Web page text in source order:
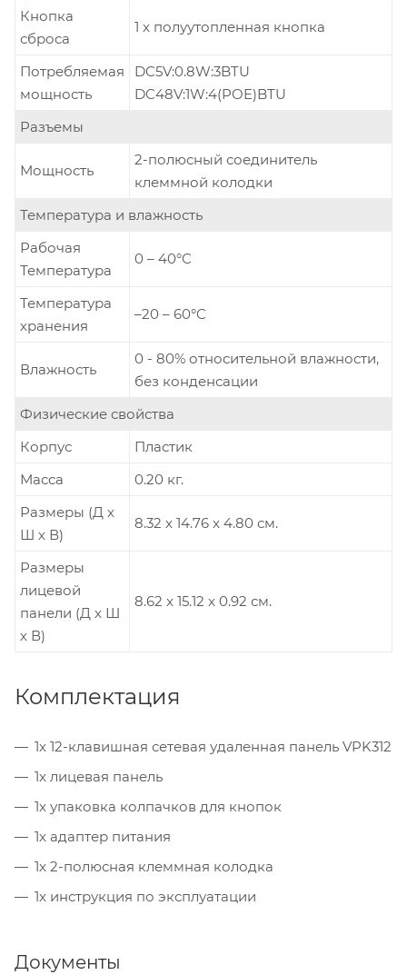
Кнопка
сброса
1 x полуутопленная кнопка
Потребляемая
мощность
DC5V:0.8W:3BTU
DC48V:1W:4(POE)BTU
Разъемы
Мощность
2-полюсный соединитель
клеммной колодки
Температура и влажность
Рабочая
Температура
0 – 40°C
Температура
хранения
–20 – 60°C
Влажность
0 - 80% относительной влажности,
без конденсации
Физические свойства
Корпус
Пластик
Масса
0.20 кг.
Размеры (Д х
Ш х В)
8.32 x 14.76 x 4.80 см.
Размеры
лицевой
панели (Д х Ш
х В)
8.62 x 15.12 x 0.92 см.
Комплектация
1x 12-клавишная сетевая удаленная панель VPK312
1x лицевая панель
1x упаковка колпачков для кнопок
1x адаптер питания
1x 2-полюсная клеммная колодка
1x инструкция по эксплуатации
Документы